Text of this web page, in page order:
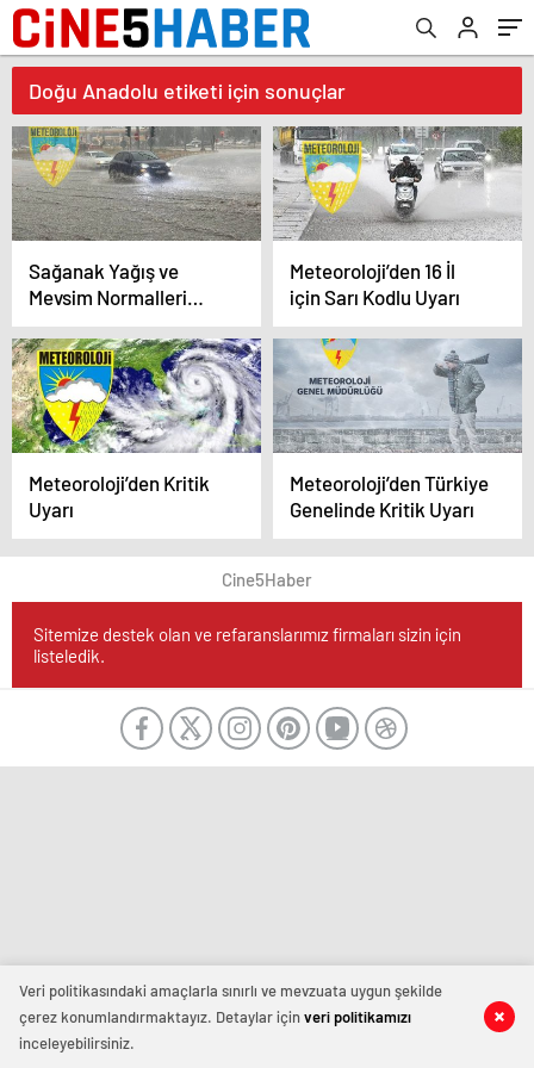
Doğu Anadolu etiketi için sonuçlar
Sağanak Yağış ve
Mevsim Normalleri
Üzerinde Sıcaklıklar
Geliyor
Meteoroloji’den 16 İl
için Sarı Kodlu Uyarı
Meteoroloji’den Kritik
Uyarı
Meteoroloji’den Türkiye
Genelinde Kritik Uyarı
Cine5Haber
Sitemize destek olan ve refaranslarımız firmaları sizin için
listeledik.
Veri politikasındaki amaçlarla sınırlı ve mevzuata uygun şekilde
çerez konumlandırmaktayız. Detaylar içinveri politikamızı
inceleyebilirsiniz.